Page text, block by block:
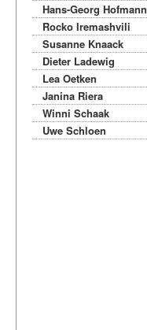
Hans-Georg Hofmann
Rocko Iremashvili
Susanne Knaack
Dieter Ladewig
Lea Oetken
Janina Riera
Winni Schaak
Uwe Schloen